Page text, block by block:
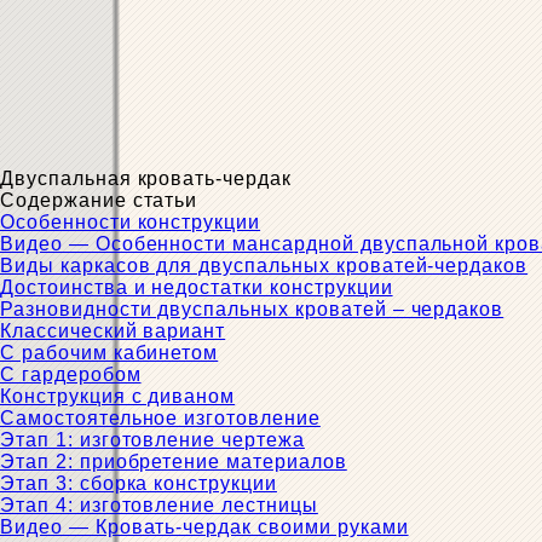
Двуспальная кровать-чердак
Содержание статьи
Особенности конструкции
Видео — Особенности мансардной двуспальной
Виды каркасов для двуспальных кроватей-чердаков
Достоинства и недостатки конструкции
Разновидности двуспальных кроватей – чердаков
Классический вариант
С рабочим кабинетом
С гардеробом
Конструкция с диваном
Самостоятельное изготовление
Этап 1: изготовление чертежа
Этап 2: приобретение материалов
Этап 3: сборка конструкции
Этап 4: изготовление лестницы
Видео — Кровать-чердак своими руками